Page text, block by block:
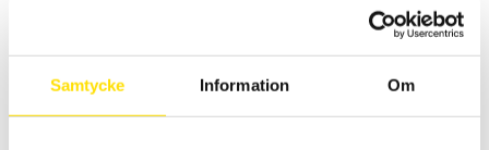
Samtycke Information Om
PC styrd provställ/dragprovare för material och produktprovning
från Mecmesin med kapaciteter från 2,5 N upp till 2500 N